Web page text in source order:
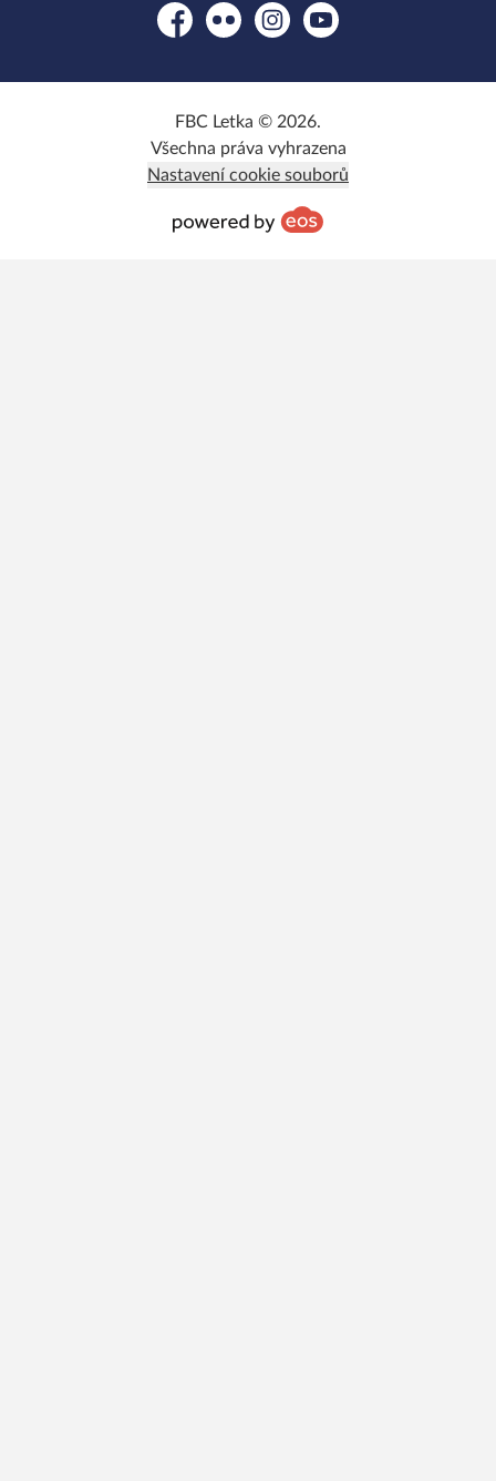
FacebookFlickr InstagramYouTube
FBC Letka © 2026.
Všechna práva vyhrazena
Nastavení cookie souborů